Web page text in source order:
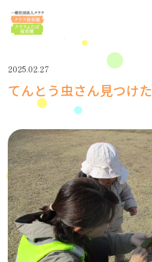
2025.02.27
てんとう虫さん見つけた